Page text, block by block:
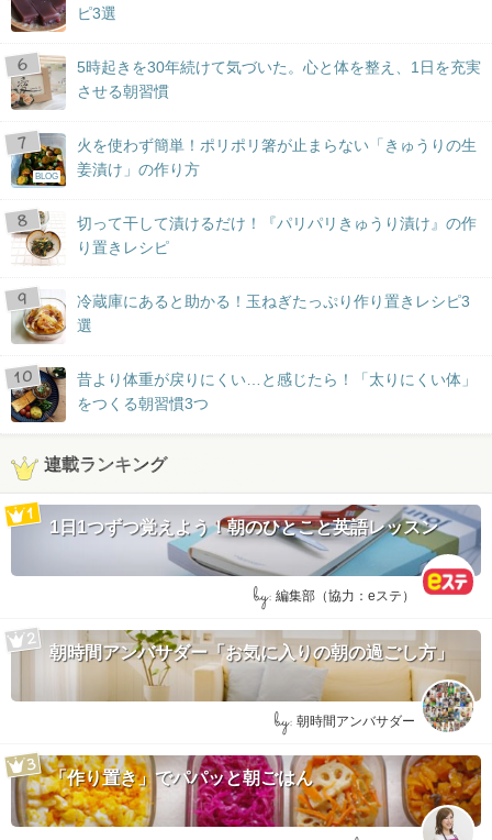
ピ3選
5時起きを30年続けて気づいた。心と体を整え、1日を充実
させる朝習慣
BLOG
火を使わず簡単！ポリポリ箸が止まらない「きゅうりの生
姜漬け」の作り方
切って干して漬けるだけ！『パリパリきゅうり漬け』の作
り置きレシピ
冷蔵庫にあると助かる！玉ねぎたっぷり作り置きレシピ3
選
昔より体重が戻りにくい…と感じたら！「太りにくい体」
をつくる朝習慣3つ
連載ランキング
1日1つずつ覚えよう！朝のひとこと英語レッスン
by: 編集部（協力：eステ）
朝時間アンバサダー「お気に入りの朝の過ごし方」
by: 朝時間アンバサダー
「作り置き」でパパッと朝ごはん